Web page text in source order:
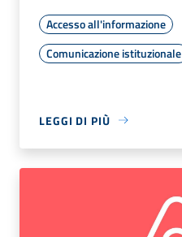
Accesso all'informazione
Comunicazione istituzionale
LEGGI DI PIÙ